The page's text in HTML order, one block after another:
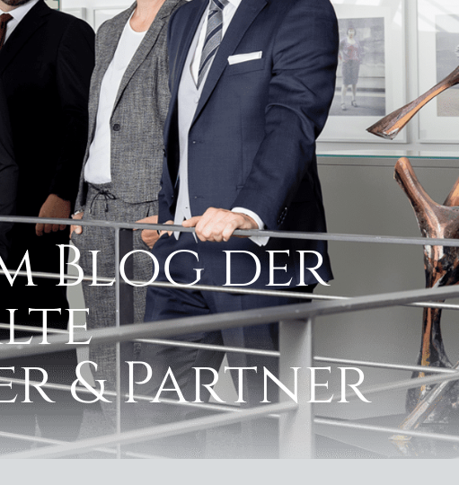
Blog der
& Partner